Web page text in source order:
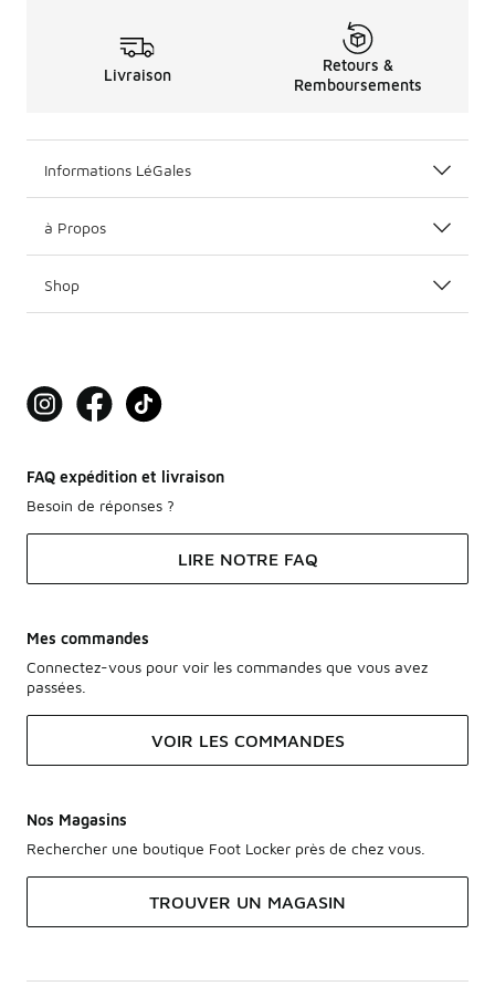
Livraison
Retours &
Remboursements
Informations LéGales
à Propos
Shop
FAQ expédition et livraison
Besoin de réponses ?
LIRE NOTRE FAQ
Mes commandes
Connectez-vous pour voir les commandes que vous avez
passées.
VOIR LES COMMANDES
Nos Magasins
Rechercher une boutique Foot Locker près de chez vous.
TROUVER UN MAGASIN